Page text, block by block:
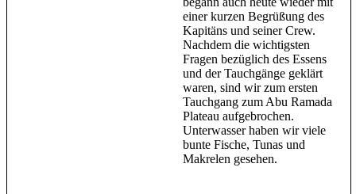
einer kurzen Begrüßung des
Kapitäns und seiner Crew.
Nachdem die wichtigsten
Fragen bezüglich des Essens
und der Tauchgänge geklärt
waren, sind wir zum ersten
Tauchgang zum Abu Ramada
Plateau aufgebrochen.
Unterwasser haben wir viele
bunte Fische, Tunas und
Makrelen gesehen.